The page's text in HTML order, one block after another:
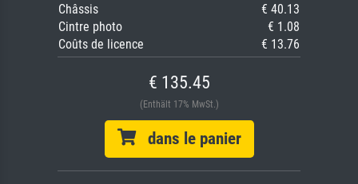
Châssis
€ 40.13
Cintre photo
€ 1.08
Coûts de licence
€ 13.76
€ 135.45
(Enthält 17% MwSt.)
dans le panier